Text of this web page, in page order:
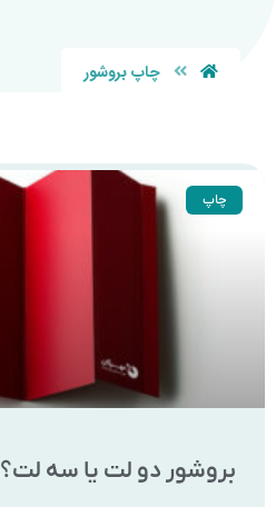
چاپ بروشور
چاپ
بروشور دو لت یا سه لت؟